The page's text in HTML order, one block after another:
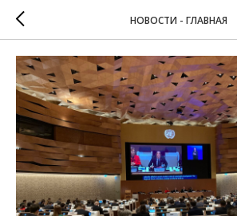
НОВОСТИ - ГЛАВНАЯ